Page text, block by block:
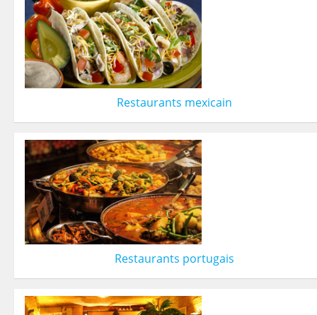
Restaurants mexicain
Restaurants portugais